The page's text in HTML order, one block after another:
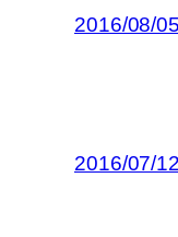
2016/08/05
2016/07/12